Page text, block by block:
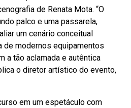
de Renata Mota. “O
palco e uma passarela,
um cenário conceitual
de modernos equipamentos
a tão aclamada e autêntica
o diretor artístico do evento,
em um espetáculo com